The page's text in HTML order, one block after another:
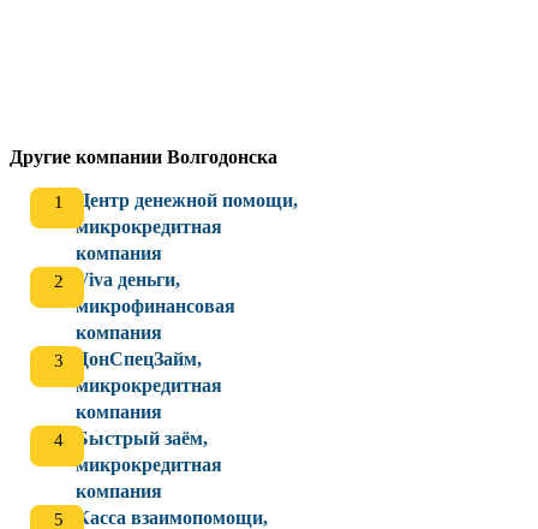
Другие компании Волгодонска
Центр денежной помощи,
микрокредитная
компания
Viva деньги,
микрофинансовая
компания
ДонСпецЗайм,
микрокредитная
компания
Быстрый заём,
микрокредитная
компания
Касса взаимопомощи,